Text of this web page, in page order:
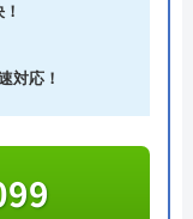
ため、お急ぎの
から依頼した場
が予約完了を意
で、作業当日
対応！